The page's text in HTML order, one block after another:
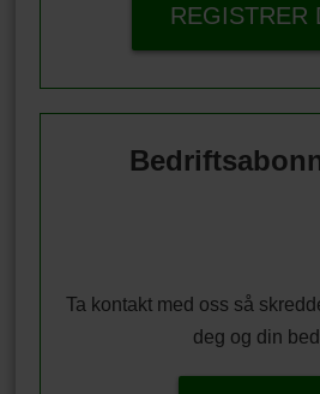
REGISTRER
Ta kontakt med oss så
deg og din